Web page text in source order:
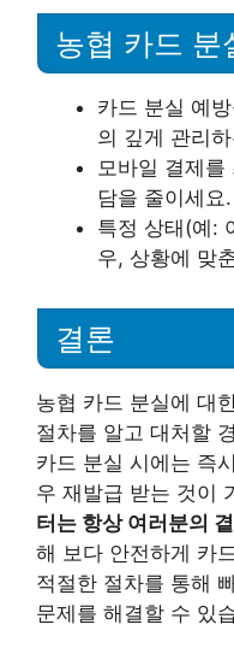
농협 카드 분
카드 분실 예
의 깊게 관리
모바일 결제
담을 줄이세요.
특정 상태(예:
우, 상황에 맞
결론
농협 카드 분실에 대
절차를 알고 대처할
카드 분실 시에는 즉
우 재발급 받는 것이
터는 항상 여러분의
해 보다 안전하게 카
적절한 절차를 통해
문제를 해결할 수 있